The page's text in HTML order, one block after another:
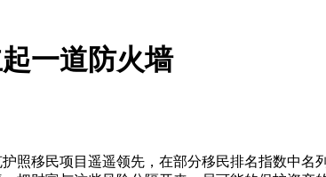
一道防火墙
照移民项目遥遥领先，在部分移民排名指数中名